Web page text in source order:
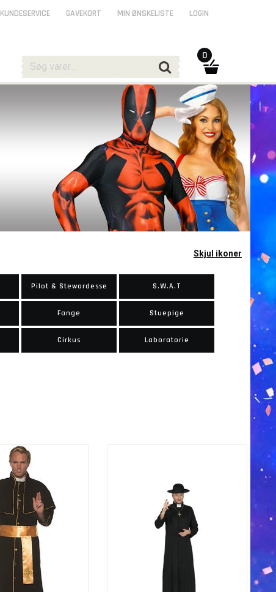
Skjul ikoner
Pilot & Stewardesse S.W.A.T
Fange Stuepige
Cirkus Laboratorie
KUNDESERVICE GAVEKORT MIN ØNSKELISTE LOGIN
0